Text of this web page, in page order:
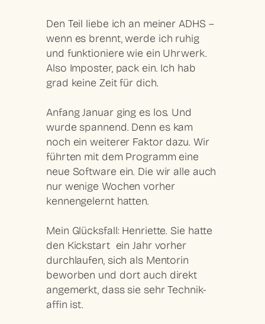
Den Teil liebe ich an meiner ADHS –
wenn es brennt, werde ich ruhig
und funktioniere wie ein Uhrwerk.
Also Imposter, pack ein. Ich hab
grad keine Zeit für dich.
Anfang Januar ging es los. Und
wurde spannend. Denn es kam
noch ein weiterer Faktor dazu. Wir
führten mit dem Programm eine
neue Software ein. Die wir alle auch
nur wenige Wochen vorher
kennengelernt hatten.
Mein Glücksfall: Henriette. Sie hatte
den Kickstart ein Jahr vorher
durchlaufen, sich als Mentorin
beworben und dort auch direkt
angemerkt, dass sie sehr Technik-
affin ist.